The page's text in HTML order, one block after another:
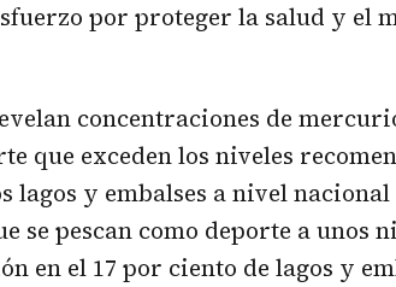
por proteger la salud y el
concentraciones de
que exceden los niveles
lagos y embalses a nivel
se pescan como deporte a unos
en el 17 por ciento de lagos y